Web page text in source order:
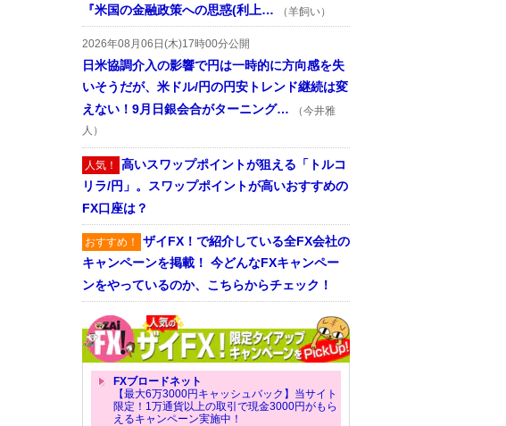
『米国の金融政策への思惑(利上…
（羊飼い）
2026年08月06日(木)17時00分公開
日米協調介入の影響で円は一時的に方向感を失
いそうだが、米ドル/円の円安トレンド継続は変
えない！9月日銀会合がターニング…
（今井雅
人）
人気！ 高いスワップポイントが狙える「トルコ
リラ/円」。スワップポイントが高いおすすめの
FX口座は？
おすすめ！ ザイFX！で紹介している全FX会社の
キャンペーンを掲載！ 今どんなFXキャンペー
ンをやっているのか、こちらからチェック！
FXブロードネット
【最大6万3000円キャッシュバック】当サイト
限定！1万通貨以上の取引で現金3000円がもら
えるキャンペーン実施中！